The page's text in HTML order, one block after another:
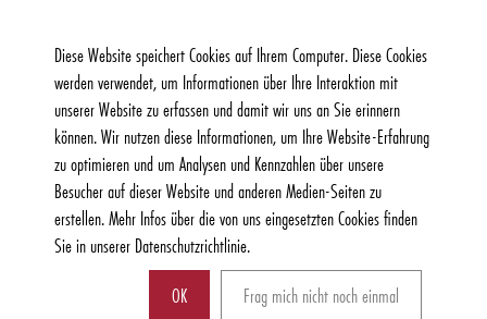
© 2026, Burg Machinefabriek B.V. | Alle Rechte vorbehalten |
| Website:AM Creatie
Können wir Ihnen helfen?
Diese Website speichert Cookies auf Ihrem Computer. Diese Cookies
werden verwendet, um Informationen über Ihre Interaktion mit
unserer Website zu erfassen und damit wir uns an Sie erinnern
können. Wir nutzen diese Informationen, um Ihre Website-Erfahrung
zu optimieren und um Analysen und Kennzahlen über unsere
Besucher auf dieser Website und anderen Medien-Seiten zu
erstellen. Mehr Infos über die von uns eingesetzten Cookies finden
Sie in unserer Datenschutzrichtlinie.
Frag mich nicht noch einmal
OK